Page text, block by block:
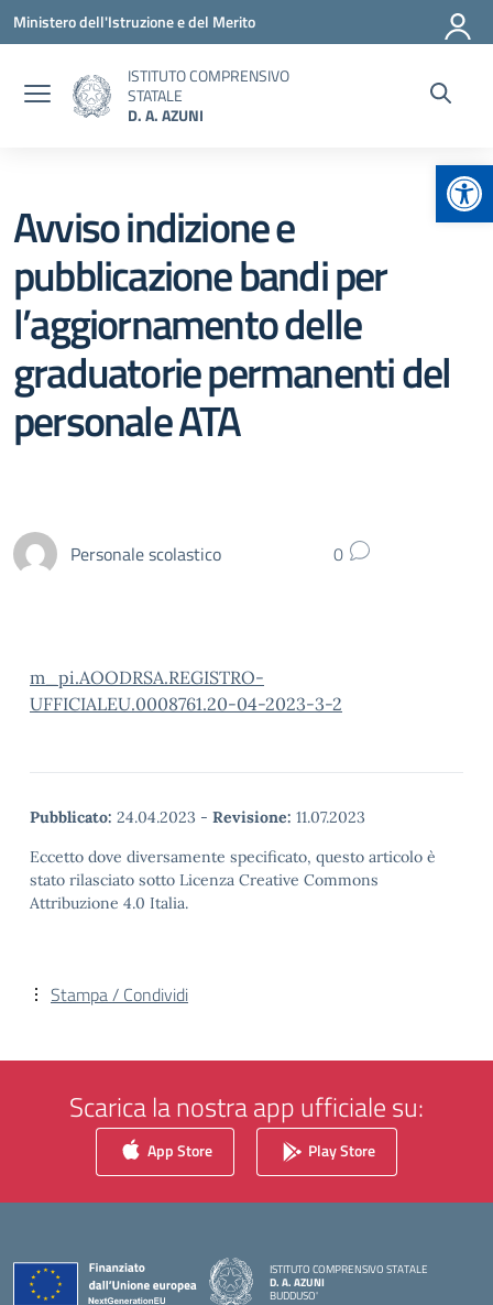
Vai ai contenuti
Vai al menu di navigazione
Vai al footer
Ministero dell'Istruzione e del Merito
ISTITUTO COMPRENSIVO
STATALE
D. A. AZUNI
Avviso indizione e
pubblicazione bandi per
l’aggiornamento delle
graduatorie permanenti del
personale ATA
Personale scolastico 0
m_pi.AOODRSA.REGISTRO-
UFFICIALEU.0008761.20-04-2023-3-2
Pubblicato: 24.04.2023 - Revisione: 11.07.2023
Eccetto dove diversamente specificato, questo articolo è
stato rilasciato sotto Licenza Creative Commons
Attribuzione 4.0 Italia.
Stampa / Condividi
Scarica la nostra app ufficiale su:
App Store Play Store
ISTITUTO COMPRENSIVO STATALE
D. A. AZUNI
BUDDUSO'